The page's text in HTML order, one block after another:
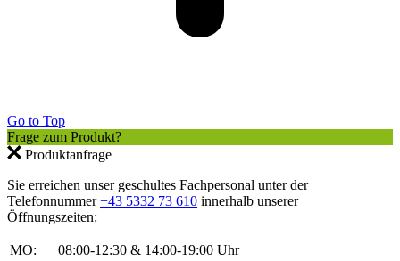
Go to Top
Frage zum Produkt?
Produktanfrage
Sie erreichen unser geschultes Fachpersonal unter der
Telefonnummer+43 5332 73 610 innerhalb unserer
Öffnungszeiten:
MO:
08:00-12:30 & 14:00-19:00 Uhr